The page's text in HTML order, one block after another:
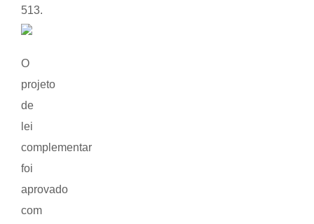
513.
O
projeto
de
lei
complementar
foi
aprovado
com